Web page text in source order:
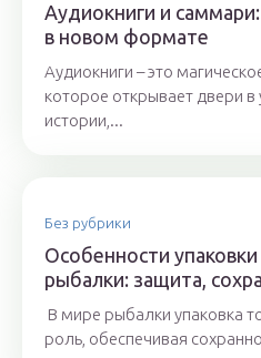
Аудиокниги и
в новом формате
Аудиокниги – это
которое открывает двери
истории,...
Без рубрики
Особенности
рыбалки: защита,
В мире рыбалки упаковка
роль, обеспечивая